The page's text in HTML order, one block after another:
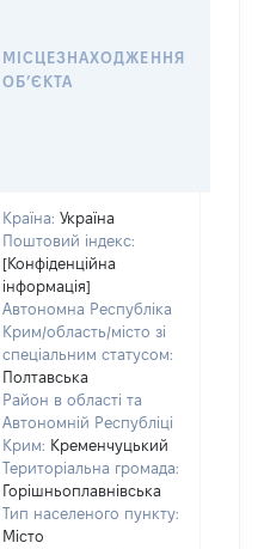
МІСЦЕЗНАХОДЖЕННЯ
ОБʼЄКТА
Країна: Україна
Поштовий індекс:
[Конфіденційна
інформація]
Автономна Республіка
Крим/область/місто зі
спеціальним статусом:
Полтавська
Район в області та
Автономній Республіці
Крим: Кременчуцький
Територіальна громада:
Горішньоплавнівська
Тип населеного пункту:
Місто